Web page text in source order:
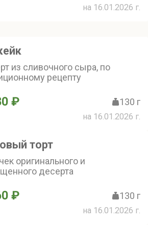
на 16.01.2026 г.
из сливочного сыра, по
рецепту
₽ 130 г
на 16.01.2026 г.
торт
оригинального и
десерта
₽ 130 г
на 16.01.2026 г.